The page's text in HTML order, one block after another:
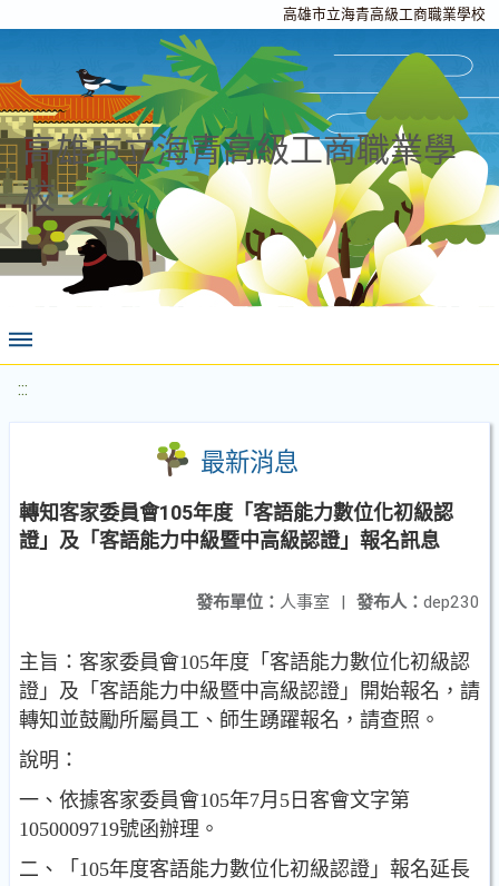
高雄市立海青高級工商職業學校
高雄市立海青高級工商職業學
校
:::
最新消息
轉知客家委員會105年度「客語能力數位化初級認
證」及「客語能力中級暨中高級認證」報名訊息
發布人： dep230
發布單位： 人事室 |
主旨：客家委員會105年度「客語能力數位化初級認
證」及「客語能力中級暨中高級認證」開始報名，請
轉知並鼓勵所屬員工、師生踴躍報名，請查照。
說明：
一、依據客家委員會105年7月5日客會文字第
1050009719號函辦理。
二、「105年度客語能力數位化初級認證」報名延長